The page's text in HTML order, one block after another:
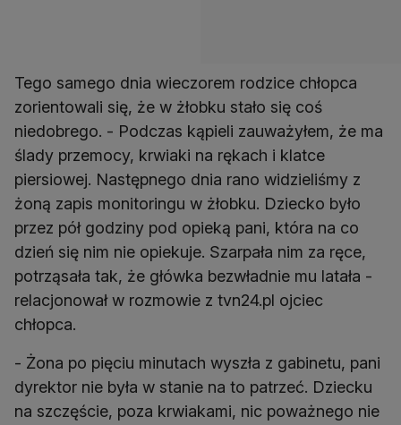
Tego samego dnia wieczorem rodzice chłopca
zorientowali się, że w żłobku stało się coś
niedobrego. - Podczas kąpieli zauważyłem, że ma
ślady przemocy, krwiaki na rękach i klatce
piersiowej. Następnego dnia rano widzieliśmy z
żoną zapis monitoringu w żłobku. Dziecko było
przez pół godziny pod opieką pani, która na co
dzień się nim nie opiekuje. Szarpała nim za ręce,
potrząsała tak, że główka bezwładnie mu latała -
relacjonował w rozmowie z tvn24.pl ojciec
chłopca.
- Żona po pięciu minutach wyszła z gabinetu, pani
dyrektor nie była w stanie na to patrzeć. Dziecku
na szczęście, poza krwiakami, nic poważnego nie